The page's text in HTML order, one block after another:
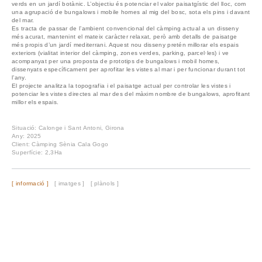
verds en un jardí botànic. L’objectiu és potenciar el valor paisatgístic del lloc, com
una agrupació de bungalows i mobile homes al mig del bosc, sota els pins i davant
del mar.
Es tracta de passar de l’ambient convencional del càmping actual a un disseny
més acurat, mantenint el mateix caràcter relaxat, però amb detalls de paisatge
més propis d’un jardí mediterrani. Aquest nou disseny pretén millorar els espais
exteriors (vialitat interior del càmping, zones verdes, parking, parcel·les) i ve
acompanyat per una proposta de prototips de bungalows i mobil homes,
dissenyats específicament per aprofitar les vistes al mar i per funcionar durant tot
l’any.
El projecte analitza la topografia i el paisatge actual per controlar les vistes i
potenciar les vistes directes al mar des del màxim nombre de bungalows, aprofitant
millor els espais.
Situació: Calonge i Sant Antoni, Girona
Any: 2025
Client: Càmping Sènia Cala Gogo
Superfície: 2,3Ha
[ informació ] [ imatges ] [ plànols ]